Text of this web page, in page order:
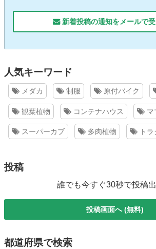
新着投稿の通知をメールで
人気キーワード
メダカ 制服 原付バイク
観葉植物 コンテナハウス マ
スーパーカブ 多肉植物 トラ
投稿
誰でも今すぐ30秒で投稿
投稿画面へ (無料)
都道府県で検索